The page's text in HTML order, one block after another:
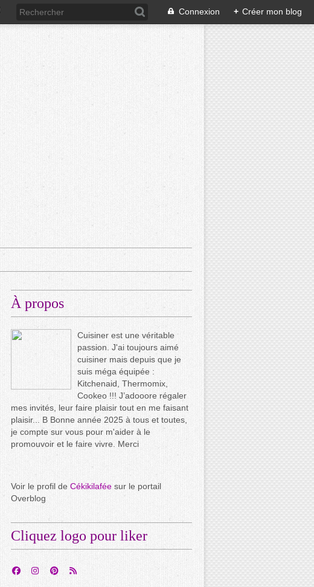
Connexion + Créer mon blog
À propos
Cuisiner est une véritable
passion. J'ai toujours aimé
cuisiner mais depuis que je
suis méga équipée :
Kitchenaid, Thermomix,
Cookeo !!! J’adooore régaler
mes invités, leur faire plaisir tout en me faisant
plaisir... B Bonne année 2025 à tous et toutes,
je compte sur vous pour m'aider à le
promouvoir et le faire vivre. Merci
Voir le profil de Cékikilafée sur le portail
Overblog
Cliquez logo pour liker